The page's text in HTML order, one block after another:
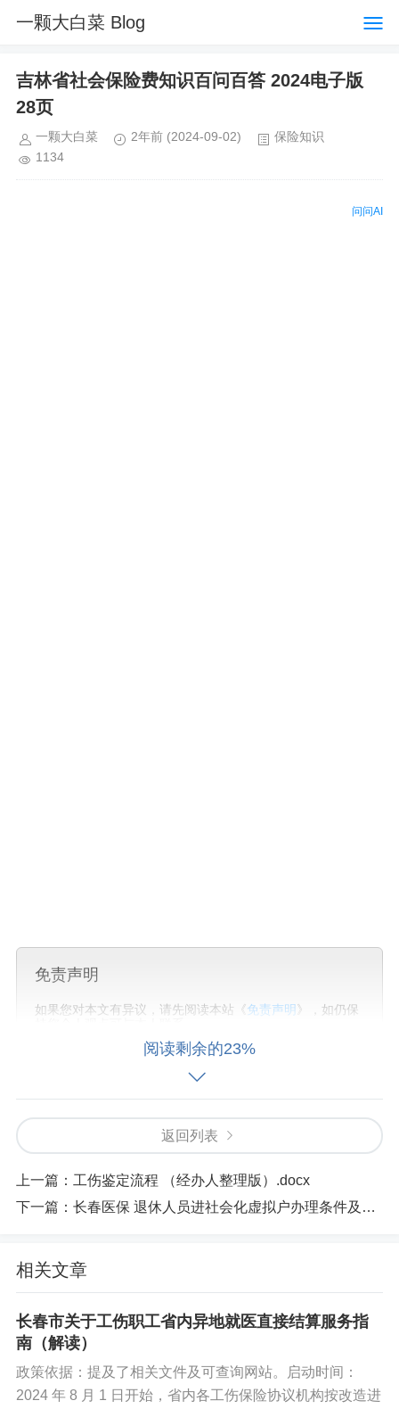
一颗大白菜 Blog
吉林省社会保险费知识百问百答 2024电子版
28页
一颗大白菜 2年前 (2024-09-02)
保险知识
1134
问问AI
免责声明
如果您对本文有异议，请先阅读本站《免责声明》，如仍保
阅读剩余的23%
返回列表
上一篇： 工伤鉴定流程 （经办人整理版）.docx
下一篇： 长春医保 退休人员进社会化虚拟户办理条件及手续
相关文章
长春市关于工伤职工省内异地就医直接结算服务指
南（解读）
政策依据：提及了相关文件及可查询网站。启动时间：
2024 年 8 月 1 日开始，省内各工伤保险协议机构按改造进